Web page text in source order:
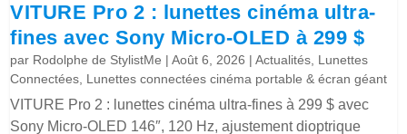
VITURE Pro 2 : lunettes cinéma ultra-
fines avec Sony Micro-OLED à 299 $
par Rodolphe de StylistMe |Août 6, 2026 |Actualités, Lunettes
Connectées, Lunettes connectées cinéma portable & écran géant
VITURE Pro 2 : lunettes cinéma ultra-fines à 299 $ avec
Sony Micro-OLED 146″, 120 Hz, ajustement dioptrique